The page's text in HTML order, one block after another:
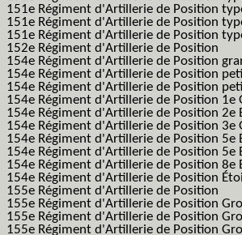
151e Régiment d'Artillerie de Position
151e Régiment d'Artillerie de Position
151e Régiment d'Artillerie de Position
152e Régiment d'Artillerie de Position
154e Régiment d'Artillerie de Position
154e Régiment d'Artillerie de Position
154e Régiment d'Artillerie de Position
154e Régiment d'Artillerie de Position 1e
154e Régiment d'Artillerie de Position 2e
154e Régiment d'Artillerie de Position 3e
154e Régiment d'Artillerie de Position 5e
154e Régiment d'Artillerie de Position 5e
154e Régiment d'Artillerie de Position 8e
154e Régiment d'Artillerie de Position
155e Régiment d'Artillerie de Position
155e Régiment d'Artillerie de Position
155e Régiment d'Artillerie de Position
155e Régiment d'Artillerie de Position